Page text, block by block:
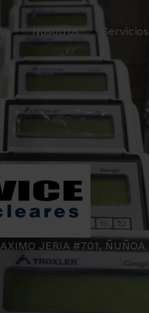
Nosotros Servicios
JERIA #701, ÑUÑOA